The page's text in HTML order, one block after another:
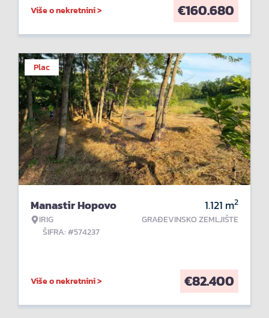
Više o nekretnini > €160.680
Plac
Manastir Hopovo
IRIG
ŠIFRA: #574237
1.121 m2
GRAĐEVINSKO ZEMLJIŠTE
Više o nekretnini > €82.400